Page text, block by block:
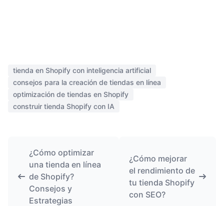
tienda en Shopify con inteligencia artificial
consejos para la creación de tiendas en línea
optimización de tiendas en Shopify
construir tienda Shopify con IA
¿Cómo optimizar
una tienda en línea
de Shopify?
Consejos y
Estrategias
¿Cómo mejorar
el rendimiento de
tu tienda Shopify
con SEO?